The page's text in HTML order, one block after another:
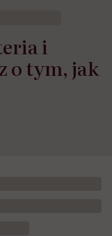
i
o tym, jak